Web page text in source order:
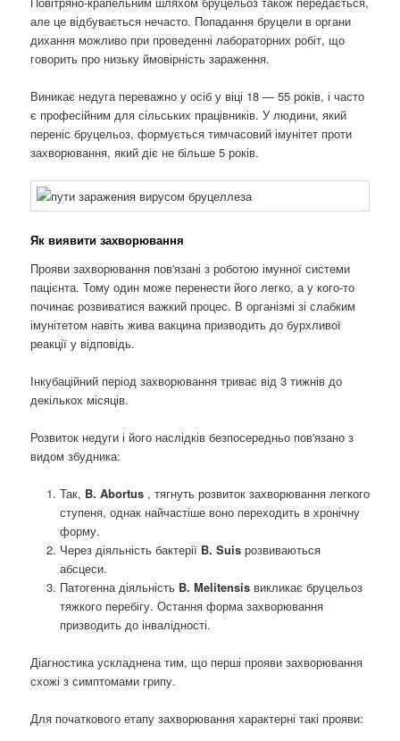
але це відбувається нечасто. Попадання бруцели в органи
дихання можливо при проведенні лабораторних робіт, що
говорить про низьку ймовірність зараження.
Виникає недуга переважно у осіб у віці 18 — 55 років, і часто
є професійним для сільських працівників. У людини, який
переніс бруцельоз, формується тимчасовий імунітет проти
захворювання, який діє не більше 5 років.
Як виявити захворювання
Прояви захворювання пов'язані з роботою імунної системи
пацієнта. Тому один може перенести його легко, а у кого-то
починає розвиватися важкий процес. В організмі зі слабким
імунітетом навіть жива вакцина призводить до бурхливої ​​
реакції у відповідь.
Інкубаційний період захворювання триває від 3 тижнів до
декількох місяців.
Розвиток недуги і його наслідків безпосередньо пов'язано з
видом збудника:
Так, B. Abortus , тягнуть розвиток захворювання легкого
ступеня, однак найчастіше воно переходить в хронічну
форму.
Через діяльність бактерії B. Suis розвиваються
абсцеси.
Патогенна діяльність B. Melitensis викликає бруцельоз
тяжкого перебігу. Остання форма захворювання
призводить до інвалідності.
Діагностика ускладнена тим, що перші прояви захворювання
схожі з симптомами грипу.
Для початкового етапу захворювання характерні такі прояви: